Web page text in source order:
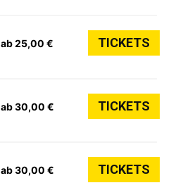
ab 25,00 € TICKETS
ab 30,00 € TICKETS
ab 30,00 € TICKETS